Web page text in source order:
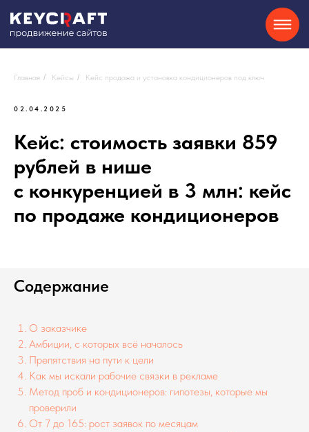
Telegram
Главная / Кейсы / Кейс продажа и установка кондиционеров под ключ
02.04.2025
Кейс: стоимость заявки 859
рублей в нише
с конкуренцией в 3 млн: кейс
по продаже кондиционеров
Содержание
О заказчике
Амбиции, с которых всё началось
Препятствия на пути к цели
Как мы искали рабочие связки в рекламе
Метод проб и кондиционеров: гипотезы, которые мы
проверили
От 7 до 165: рост заявок по месяцам